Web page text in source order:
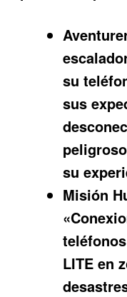
su
sus
su
Misión
LITE en